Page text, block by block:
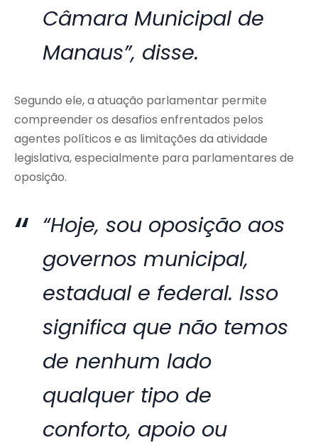
Câmara Municipal de
Manaus”, disse.
Segundo ele, a atuação parlamentar permite
compreender os desafios enfrentados pelos
agentes políticos e as limitações da atividade
legislativa, especialmente para parlamentares de
oposição.
“Hoje, sou oposição aos
governos municipal,
estadual e federal. Isso
significa que não temos
de nenhum lado
qualquer tipo de
conforto, apoio ou